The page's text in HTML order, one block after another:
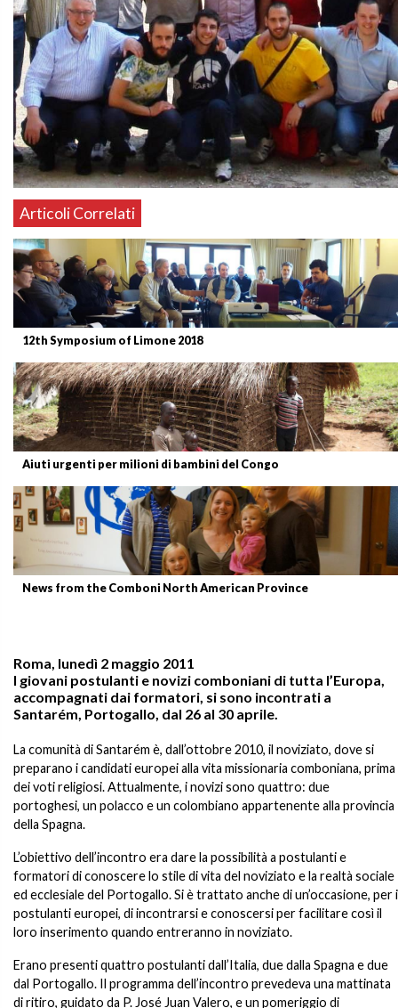
Articoli Correlati
12th Symposium of Limone 2018
Aiuti urgenti per milioni di bambini del Congo
News from the Comboni North American Province
Roma, lunedì 2 maggio 2011
I giovani postulanti e novizi comboniani di tutta l’Europa,
accompagnati dai formatori, si sono incontrati a
Santarém, Portogallo, dal 26 al 30 aprile.
La comunità di Santarém è, dall’ottobre 2010, il noviziato, dove si
preparano i candidati europei alla vita missionaria comboniana, prima
dei voti religiosi. Attualmente, i novizi sono quattro: due
portoghesi, un polacco e un colombiano appartenente alla provincia
della Spagna.
L’obiettivo dell’incontro era dare la possibilità a postulanti e
formatori di conoscere lo stile di vita del noviziato e la realtà sociale
ed ecclesiale del Portogallo. Si è trattato anche di un’occasione, per i
postulanti europei, di incontrarsi e conoscersi per facilitare così il
loro inserimento quando entreranno in noviziato.
Erano presenti quattro postulanti dall’Italia, due dalla Spagna e due
dal Portogallo. Il programma dell’incontro prevedeva una mattinata
di ritiro, guidato da P. José Juan Valero, e un pomeriggio di